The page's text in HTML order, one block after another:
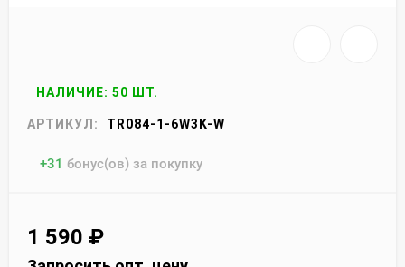
НАЛИЧИЕ: 50 ШТ.
АРТИКУЛ: TR084-1-6W3K-W
+31 бонус(ов) за покупку
1 590 ₽